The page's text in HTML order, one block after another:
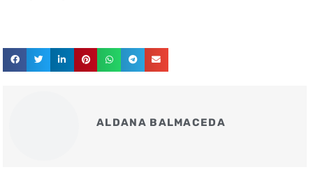
ALDANA BALMACEDA